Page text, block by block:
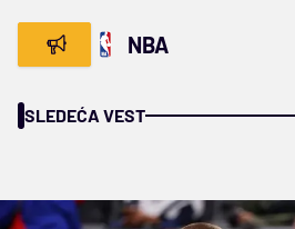
NBA
SLEDEĆA VEST